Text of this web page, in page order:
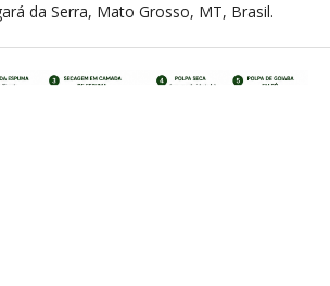
da Serra, Mato Grosso, MT, Brasil.